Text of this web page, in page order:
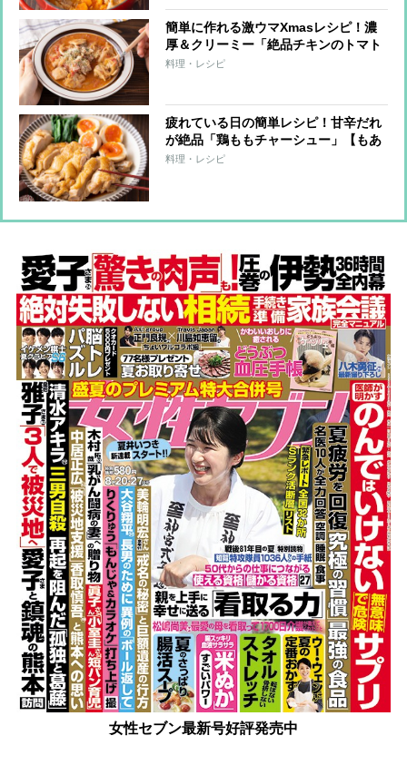
簡単に作れる激ウマXmasレシピ！濃
厚＆クリーミー「絶品チキンのトマト
煮」【もあいかすみ ラクウマレシピ】
料理・レシピ
疲れている日の簡単レシピ！甘辛だれ
が絶品「鶏ももチャーシュー」【もあ
いかすみ ラクウマレシピ】
料理・レシピ
女性セブン最新号好評発売中